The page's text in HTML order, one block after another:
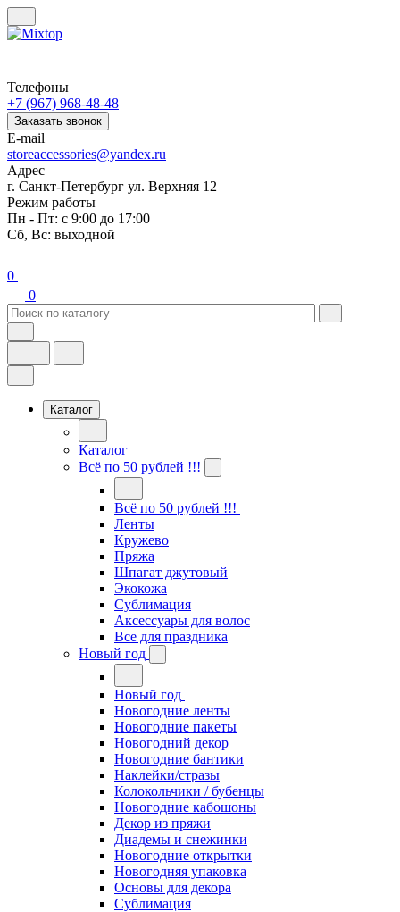
Телефоны
+7 (967) 968-48-48
Заказать звонок
E-mail
storeaccessories@yandex.ru
Адрес
г. Санкт-Петербург ул. Верхняя 12
Режим работы
Пн - Пт: с 9:00 до 17:00
Сб, Вс: выходной
0
0
Каталог
Каталог
Всё по 50 рублей !!!
Всё по 50 рублей !!!
Ленты
Кружево
Пряжа
Шпагат джутовый
Экокожа
Сублимация
Аксессуары для волос
Все для праздника
Новый год
Новый год
Новогодние ленты
Новогодние пакеты
Новогодний декор
Новогодние бантики
Наклейки/стразы
Колокольчики / бубенцы
Новогодние кабошоны
Декор из пряжи
Диадемы и снежинки
Новогодние открытки
Новогодняя упаковка
Основы для декора
Сублимация